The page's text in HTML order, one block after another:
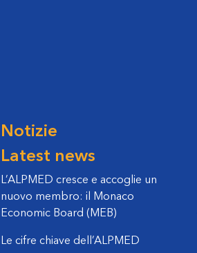
Notizie
Latest news
L’ALPMED cresce e accoglie un
nuovo membro: il Monaco
Economic Board (MEB)
Le cifre chiave dell’ALPMED